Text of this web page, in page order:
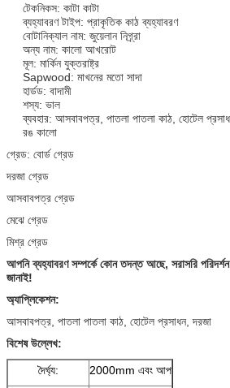
টেকনিকস: কাটা কাটা
ব্যহ্যাবরণ টাইপ: প্রাকৃতিক কাঠ ব্যহ্যাবরণ
বোটানিক্যাল নাম: জুয়েলান নিগ্র্রা
অন্য নাম: কালো আখরোট
মূল: মার্কিন যুক্তরাষ্ট্র
Sapwood: মাখনের মতো সাদা
হার্ডড: বাদামী
শস্য: ভাল
ব্যবহার: আসবাবপত্র, পাতলা পাতলা কাঠ, হোটেল
রঙ কালো
গ্রেড: বোর্ড গ্রেড
দরজা গ্রেড
আসবাবপত্র গ্রেড
মেঝে গ্রেড
মিশ্র গ্রেড
আপনি ব্যহ্যাবরণ সম্পর্কে কোন তদন্ত আছে, সরাসরি
জানাই!
অ্যাপ্লিকেশন:
আসবাবপত্র, পাতলা পাতলা কাঠ, হোটেল প্রসাধন, দরজা
বিশেষ উল্লেখ:
দৈর্ঘ্য:
2000mm এবং আপ